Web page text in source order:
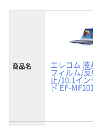
商品名 エレコム 液
フィルム/
止/10.1イン
ド EF-